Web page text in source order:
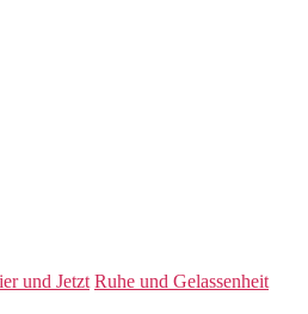
Kategorien
und Jetzt Ruhe und Gelassenheit